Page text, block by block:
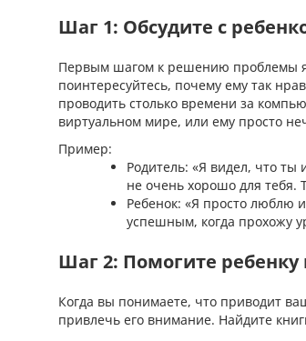
Шаг 1: Обсудите с
Первым шагом к решению проблемы
поинтересуйтесь, почему ему так
проводить столько времени за
виртуальном мире, или ему просто
Пример:
Родитель: «Я видел, что
не очень хорошо для тебя.
Ребенок: «Я просто люблю
успешным, когда прохожу
Шаг 2: Помогите
Когда вы понимаете, что приводит
привлечь его внимание. Найдите